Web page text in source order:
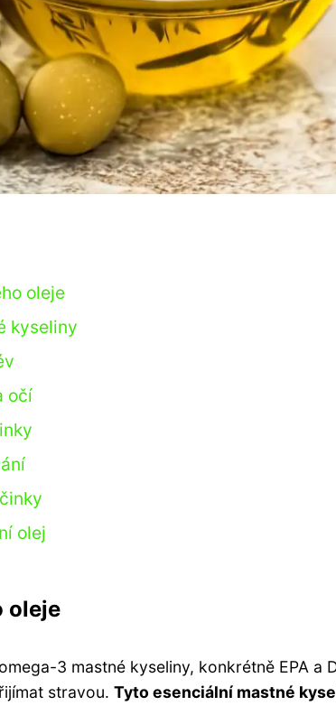
oleje
kyseliny
očí
olej
oleje
3 mastné kyseliny, konkrétně EPA a
stravou. Tyto esenciální mastné